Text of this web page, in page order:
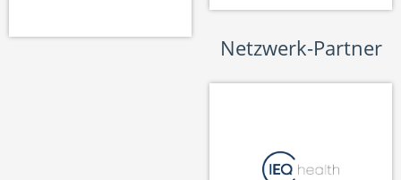
Netzwerk-Partner